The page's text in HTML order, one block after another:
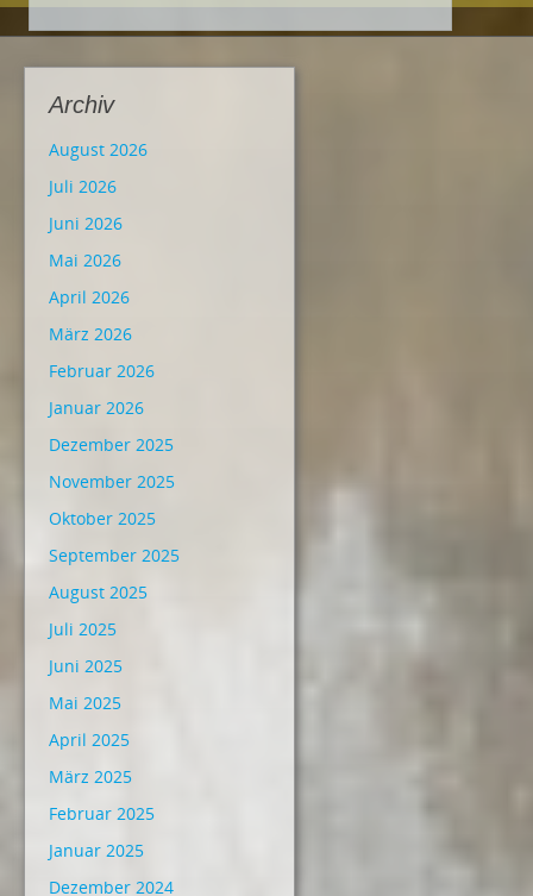
Archiv
August 2026
Juli 2026
Juni 2026
Mai 2026
April 2026
März 2026
Februar 2026
Januar 2026
Dezember 2025
November 2025
Oktober 2025
September 2025
August 2025
Juli 2025
Juni 2025
Mai 2025
April 2025
März 2025
Februar 2025
Januar 2025
Dezember 2024